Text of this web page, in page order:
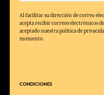
Al facilitar su dirección de correo
acepta recibir correos electrónicos
aceptado nuestra política de
momento.
CONDICIONES